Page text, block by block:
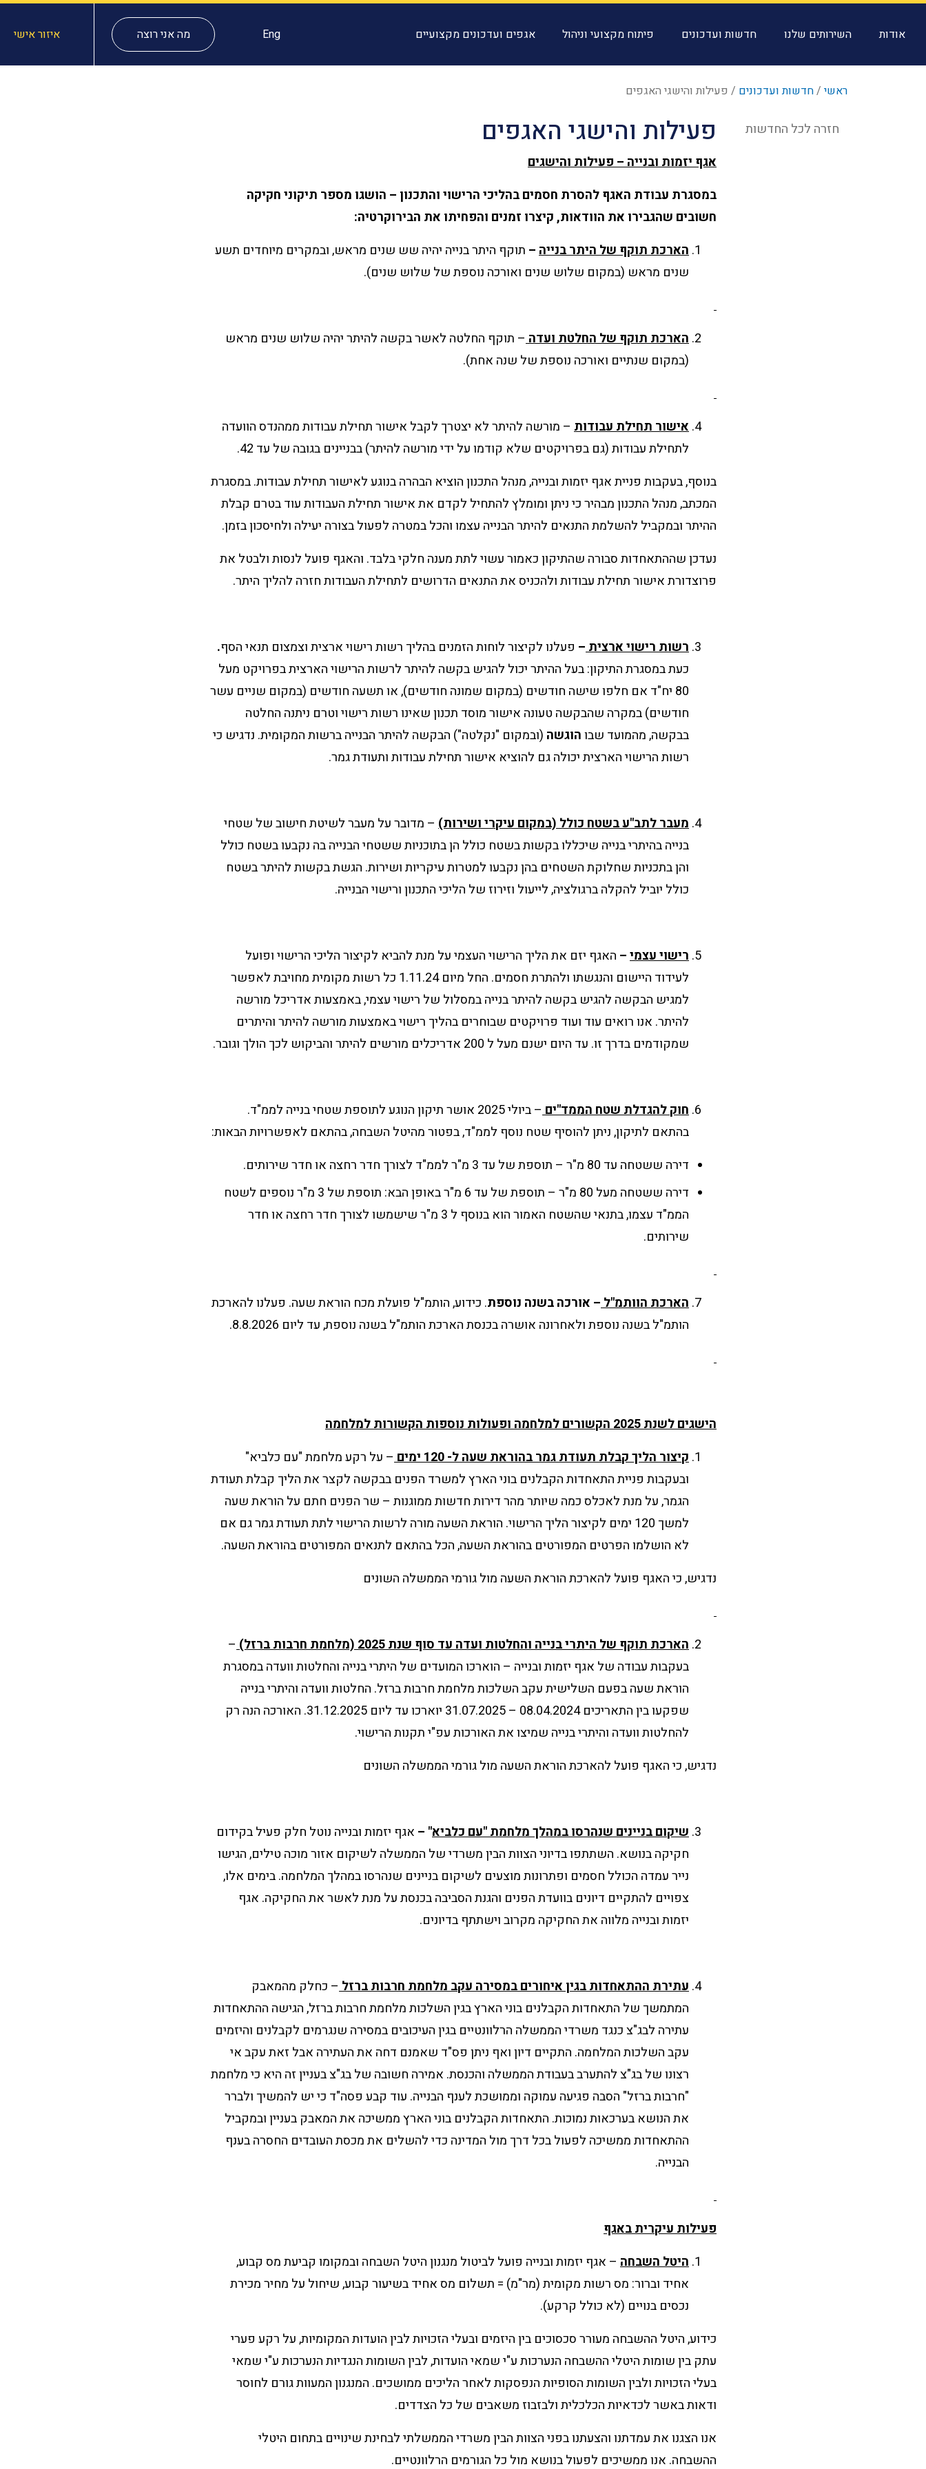
אודות השירותים שלנו חדשות ועדכונים פיתוח מקצועי וניהול אגפים ועדכונים מקצועיים Eng מה אני רוצה איזור אישי
ראשי /חדשות ועדכונים / פעילות והישגי האגפים
חזרה לכל החדשות פעילות והישגי האגפים
אגף יזמות ובנייה – פעילות והישגים
במסגרת עבודת האגף להסרת חסמים בהליכי הרישוי והתכנון – הושגו מספר תיקוני חקיקה
חשובים שהגבירו את הוודאות, קיצרו זמנים והפחיתו את הבירוקרטיה:
הארכת תוקף של היתר בנייה– תוקף היתר בנייה יהיה שש שנים מראש, ובמקרים מיוחדים תשע
שנים מראש (במקום שלוש שנים ואורכה נוספת של שלוש שנים).
הארכת תוקף של החלטת ועדה– תוקף החלטה לאשר בקשה להיתר יהיה שלוש שנים מראש
(במקום שנתיים ואורכה נוספת של שנה אחת).
אישור תחילת עבודות – מורשה להיתר לא יצטרך לקבל אישור תחילת עבודות ממהנדס הוועדה
לתחילת עבודות (גם בפרויקטים שלא קודמו על ידי מורשה להיתר) בבניינים בגובה של עד 42.
בנוסף, בעקבות פניית אגף יזמות ובנייה, מנהל התכנון הוציא הבהרה בנוגע לאישור תחילת עבודות. במסגרת
המכתב, מנהל התכנון מבהיר כי ניתן ומומלץ להתחיל לקדם את אישור תחילת העבודות עוד בטרם קבלת
ההיתר ובמקביל להשלמת התנאים להיתר הבנייה עצמו והכל במטרה לפעול בצורה יעילה ולחיסכון בזמן.
נעדכן שההתאחדות סבורה שהתיקון כאמור עשוי לתת מענה חלקי בלבד. והאגף פועל לנסות ולבטל את
פרוצדורת אישור תחילת עבודות ולהכניס את התנאים הדרושים לתחילת העבודות חזרה להליך היתר.
רשות רישוי ארצית– פעלנו לקיצור לוחות הזמנים בהליך רשות רישוי ארצית וצמצום תנאי הסף.
כעת במסגרת התיקון: בעל ההיתר יכול להגיש בקשה להיתר לרשות הרישוי הארצית בפרויקט מעל
80 יח"ד אם חלפו שישה חודשים (במקום שמונה חודשים), או תשעה חודשים (במקום שניים עשר
חודשים) במקרה שהבקשה טעונה אישור מוסד תכנון שאינו רשות רישוי וטרם ניתנה החלטה
בבקשה, מהמועד שבוהוגשה (ובמקום "נקלטה") הבקשה להיתר הבנייה ברשות המקומית. נדגיש כי
רשות הרישוי הארצית יכולה גם להוציא אישור תחילת עבודות ותעודת גמר.
מעבר לתב"ע בשטח כולל (במקום עיקרי ושירות) – מדובר על מעבר לשיטת חישוב של שטחי
בנייה בהיתרי בנייה שיכללו בקשות בשטח כולל הן בתוכניות ששטחי הבנייה בה נקבעו בשטח כולל
והן בתכניות שחלוקת השטחים בהן נקבעו למטרות עיקריות ושירות. הגשת בקשות להיתר בשטח
כולל יוביל להקלה ברגולציה, לייעול וזירוז של הליכי התכנון ורישוי הבנייה.
רישוי עצמי– האגף יזם את הליך הרישוי העצמי על מנת להביא לקיצור הליכי הרישוי ופועל
לעידוד היישום והנגשתו ולהתרת חסמים. החל מיום 1.11.24 כל רשות מקומית מחויבת לאפשר
למגיש הבקשה להגיש בקשה להיתר בנייה במסלול של רישוי עצמי, באמצעות אדריכל מורשה
להיתר. אנו רואים עוד ועוד פרויקטים שבוחרים בהליך רישוי באמצעות מורשה להיתר והיתרים
שמקודמים בדרך זו. עד היום ישנם מעל ל 200 אדריכלים מורשים להיתר והביקוש לכך הולך וגובר.
חוק להגדלת שטח הממד"ים
– ביולי 2025 אושר תיקון הנוגע לתוספת שטחי בנייה לממ"ד.
בהתאם לתיקון, ניתן להוסיף שטח נוסף לממ"ד, בפטור מהיטל השבחה, בהתאם לאפשרויות הבאות:
דירה ששטחה עד 80 מ"ר – תוספת של עד 3 מ"ר לממ"ד לצורך חדר רחצה או חדר שירותים.
דירה ששטחה מעל 80 מ"ר – תוספת של עד 6 מ"ר באופן הבא: תוספת של 3 מ"ר נוספים לשטח
הממ"ד עצמו, בתנאי שהשטח האמור הוא בנוסף ל 3 מ"ר שישמשו לצורך חדר רחצה או חדר
שירותים.
הארכת הוותמ"ל– אורכה בשנה נוספת. כידוע, הותמ"ל פועלת מכח הוראת שעה. פעלנו להארכת
הותמ"ל בשנה נוספת ולאחרונה אושרה בכנסת הארכת הותמ"ל בשנה נוספת, עד ליום 8.8.2026.
הישגים לשנת 2025 הקשורים למלחמה ופעולות נוספות הקשורות למלחמה
קיצור הליך קבלת תעודת גמר בהוראת שעה ל- 120 ימים
– על רקע מלחמת "עם כלביא"
ובעקבות פניית התאחדות הקבלנים בוני הארץ למשרד הפנים בבקשה לקצר את הליך קבלת תעודת
הגמר, על מנת לאכלס כמה שיותר מהר דירות חדשות ממוגנות – שר הפנים חתם על הוראת שעה
למשך 120 ימים לקיצור הליך הרישוי. הוראת השעה מורה לרשות הרישוי לתת תעודת גמר גם אם
לא הושלמו הפרטים המפורטים בהוראת השעה, הכל בהתאם לתנאים המפורטים בהוראת השעה.
נדגיש, כי האגף פועל להארכת הוראת השעה מול גורמי הממשלה השונים
הארכת תוקף של היתרי בנייה והחלטות ועדה עד סוף שנת 2025 (מלחמת חרבות ברזל)
–
בעקבות עבודה של אגף יזמות ובנייה – הוארכו המועדים של היתרי בנייה והחלטות וועדה במסגרת
הוראת שעה בפעם השלישית עקב השלכות מלחמת חרבות ברזל. החלטות וועדה והיתרי בנייה
שפקעו בין התאריכים 08.04.2024 – 31.07.2025 יוארכו עד ליום 31.12.2025. האורכה הנה רק
להחלטות וועדה והיתרי בנייה שמיצו את האורכות עפ"י תקנות הרישוי.
נדגיש, כי האגף פועל להארכת הוראת השעה מול גורמי הממשלה השונים
שיקום בניינים שנהרסו במהלך מלחמת "עם כלביא" – אגף יזמות ובנייה נוטל חלק פעיל בקידום
חקיקה בנושא. השתתפו בדיוני הצוות הבין משרדי של הממשלה לשיקום אזור מוכה טילים, הגישו
נייר עמדה הכולל חסמים ופתרונות מוצעים לשיקום בניינים שנהרסו במהלך המלחמה. בימים אלו,
צפויים להתקיים דיונים בוועדת הפנים והגנת הסביבה בכנסת על מנת לאשר את החקיקה. אגף
יזמות ובנייה מלווה את החקיקה מקרוב וישתתף בדיונים.
עתירת ההתאחדות בגין איחורים במסירה עקב מלחמת חרבות ברזל– כחלק מהמאבק
המתמשך של התאחדות הקבלנים בוני הארץ בגין השלכות מלחמת חרבות ברזל, הגישה ההתאחדות
עתירה לבג"צ כנגד משרדי הממשלה הרלוונטיים בגין העיכובים במסירה שנגרמים לקבלנים והיזמים
עקב השלכות המלחמה. התקיים דיון ואף ניתן פס"ד שאמנם דחה את העתירה אבל זאת עקב אי
רצונו של בג"צ להתערב בעבודת הממשלה והכנסת. אמירה חשובה של בג"צ בעניין זה היא כי מלחמת
"חרבות ברזל" הסבה פגיעה עמוקה וממושכת לענף הבנייה. עוד קבע פסה"ד כי יש להמשיך ולברר
את הנושא בערכאות נמוכות. התאחדות הקבלנים בוני הארץ ממשיכה את המאבק בעניין ובמקביל
ההתאחדות ממשיכה לפעול בכל דרך מול המדינה כדי להשלים את מכסת העובדים החסרה בענף
הבנייה.
פעילות עיקרית באגף
היטל השבחה – אגף יזמות ובנייה פועל לביטול מנגנון היטל השבחה ובמקומו קביעת מס קבוע,
אחיד וברור: מס רשות מקומית (מר"מ) = תשלום מס אחיד בשיעור קבוע, שיחול על מחיר מכירת
נכסים בנויים (לא כולל קרקע).
כידוע, היטל ההשבחה מעורר סכסוכים בין היזמים ובעלי הזכויות לבין הועדות המקומיות, על רקע פערי
עתק בין שומות היטלי ההשבחה הנערכות ע"י שמאי הועדות, לבין השומות הנגדיות הנערכות ע"י שמאי
בעלי הזכויות ולבין השומות הסופיות הנפסקות לאחר הליכים ממושכים. המנגנון המעוות גורם לחוסר
ודאות באשר לכדאיות הכלכלית ולבזבוז משאבים של כל הצדדים.
אנו הצגנו את עמדתנו והצעתנו בפני הצוות הבין משרדי הממשלתי לבחינת שינויים בתחום היטלי
ההשבחה. אנו ממשיכים לפעול בנושא מול כל הגורמים הרלוונטיים.